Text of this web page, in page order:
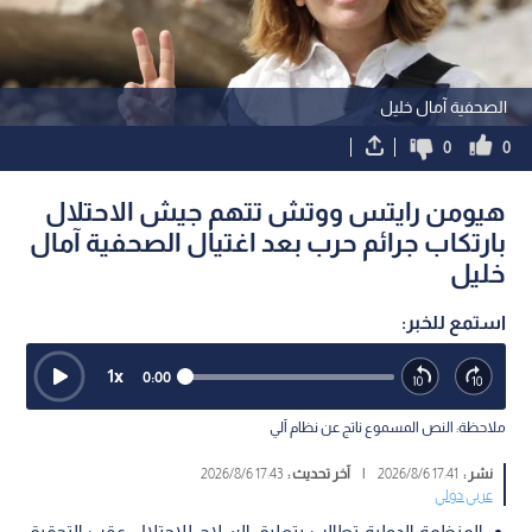
الصحفية آمال خليل
0
0
هيومن رايتس ووتش تتهم جيش الاحتلال
بارتكاب جرائم حرب بعد اغتيال الصحفية آمال
خليل
استمع للخبر:
0:00
1x
ملاحظة: النص المسموع ناتج عن نظام آلي
نشر : 17:41 2026/8/6 آخر تحديث :17:43 2026/8/6
عربي دولي